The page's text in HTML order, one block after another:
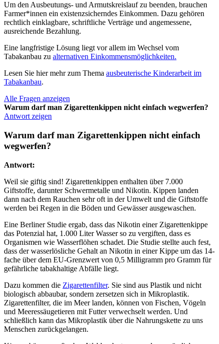
Um den Ausbeutungs- und Armutskreislauf zu beenden, brauchen
Farmer*innen ein existenzsicherndes Einkommen. Dazu gehören
rechtlich einklagbare, schriftliche Verträge und angemessene,
ausreichende Bezahlung.
Eine langfristige Lösung liegt vor allem im Wechsel vom
Tabakanbau zu alternativen Einkommensmöglichkeiten.
Lesen Sie hier mehr zum Thema ausbeuterische Kinderarbeit im
Tabakanbau.
Alle Fragen anzeigen
Warum darf man Zigarettenkippen nicht einfach wegwerfen?
Antwort zeigen
Warum darf man Zigarettenkippen nicht einfach
wegwerfen?
Antwort:
Weil sie giftig sind! Zigarettenkippen enthalten über 7.000
Giftstoffe, darunter Schwermetalle und Nikotin. Kippen landen
dann nach dem Rauchen sehr oft in der Umwelt und die Giftstoffe
werden bei Regen in die Böden und Gewässer ausgewaschen.
Eine Berliner Studie ergab, dass das Nikotin einer Zigarettenkippe
das Potenzial hat, 1.000 Liter Wasser so zu vergiften, dass es
Organismen wie Wasserflöhen schadet. Die Studie stellte auch fest,
dass der wasserlösliche Gehalt an Nikotin in einer Kippe um das 14-
fache über dem EU-Grenzwert von 0,5 Milligramm pro Gramm für
gefährliche tabakhaltige Abfälle liegt.
Dazu kommen die Zigarettenfilter. Sie sind aus Plastik und nicht
biologisch abbaubar, sondern zersetzen sich in Mikroplastik.
Zigarettenfilter, die im Meer landen, können von Fischen, Vögeln
und Meeressäugetieren mit Futter verwechselt werden. Und
schließlich kann das Mikroplastik über die Nahrungskette zu uns
Menschen zurückgelangen.